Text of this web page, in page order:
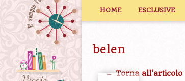
HOME ESCLUSIVE
belen
← Torna all'articolo